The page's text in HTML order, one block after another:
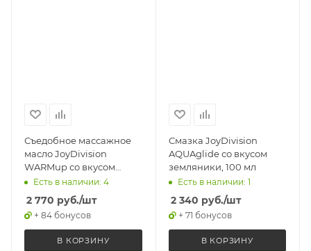
Съедобное массажное
масло JoyDivision
WARMup со вкусом
зеленого яблока,
разогревающее, 150 мл
Есть в наличии: 4
2 770 руб./шт
+ 84 бонусов
В КОРЗИНУ
Смазка JoyDivision
AQUAglide со вкусом
земляники, 100 мл
Есть в наличии: 1
2 340 руб./шт
+ 71 бонусов
В КОРЗИНУ